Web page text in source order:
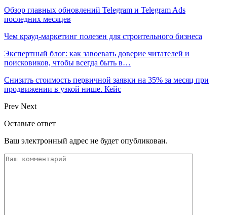
Обзор главных обновлений Telegram и Telegram Ads
последних месяцев
Чем крауд-маркетинг полезен для строительного бизнеса
Экспертный блог: как завоевать доверие читателей и
поисковиков, чтобы всегда быть в…
Снизить стоимость первичной заявки на 35% за месяц при
продвижении в узкой нише. Кейс
Prev Next
Оставьте ответ
Ваш электронный адрес не будет опубликован.